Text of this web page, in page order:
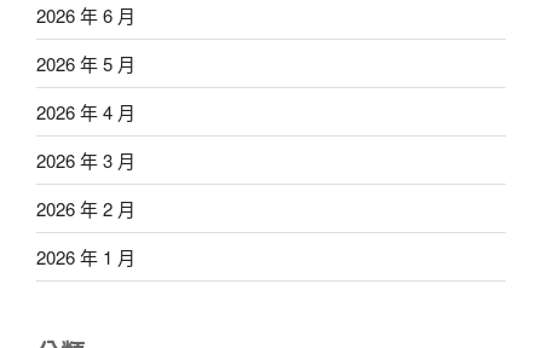
2026 年 6 月
2026 年 5 月
2026 年 4 月
2026 年 3 月
2026 年 2 月
2026 年 1 月